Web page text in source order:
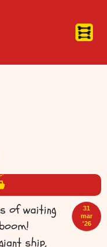
31
mar
'26
of waiting
ship,